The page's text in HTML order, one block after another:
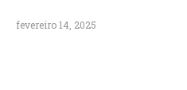
fevereiro 14, 2025